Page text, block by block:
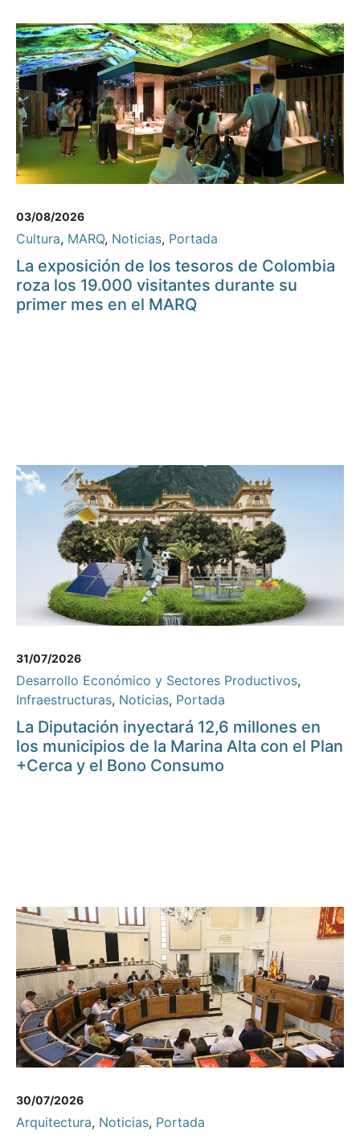
03/08/2026
Cultura, MARQ, Noticias, Portada
La exposición de los tesoros de Colombia
roza los 19.000 visitantes durante su
primer mes en el MARQ
31/07/2026
Desarrollo Económico y Sectores Productivos,
Infraestructuras, Noticias, Portada
La Diputación inyectará 12,6 millones en
los municipios de la Marina Alta con el Plan
+Cerca y el Bono Consumo
30/07/2026
Arquitectura, Noticias, Portada